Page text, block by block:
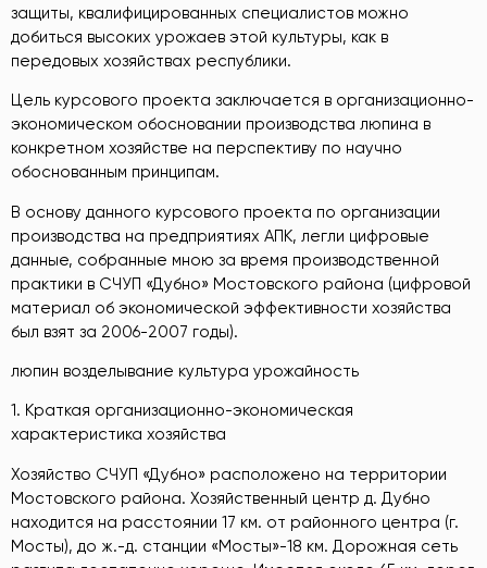
защиты, квалифицированных специалистов можно
добиться высоких урожаев этой культуры, как в
передовых хозяйствах республики.
Цель курсового проекта заключается в организационно-
экономическом обосновании производства люпина в
конкретном хозяйстве на перспективу по научно
обоснованным принципам.
В основу данного курсового проекта по организации
производства на предприятиях АПК, легли цифровые
данные, собранные мною за время производственной
практики в СЧУП «Дубно» Мостовского района (цифровой
материал об экономической эффективности хозяйства
был взят за 2006-2007 годы).
люпин возделывание культура урожайность
1. Краткая организационно-экономическая
характеристика хозяйства
Хозяйство СЧУП «Дубно» расположено на территории
Мостовского района. Хозяйственный центр д. Дубно
находится на расстоянии 17 км. от районного центра (г.
Мосты), до ж.-д. станции «Мосты»-18 км. Дорожная сеть